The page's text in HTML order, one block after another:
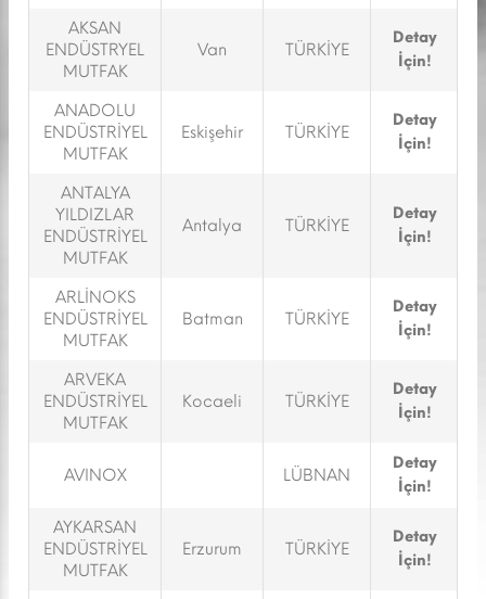
AKSAN
ENDÜSTRYEL
MUTFAK
Van TÜRKİYE
Detay
İçin!
ANADOLU
ENDÜSTRİYEL
MUTFAK
Eskişehir TÜRKİYE
Detay
İçin!
ANTALYA
YILDIZLAR
ENDÜSTRİYEL
MUTFAK
Antalya TÜRKİYE
Detay
İçin!
ARLİNOKS
ENDÜSTRİYEL
MUTFAK
Batman TÜRKİYE
Detay
İçin!
ARVEKA
ENDÜSTRİYEL
MUTFAK
Kocaeli TÜRKİYE
Detay
İçin!
AVINOX LÜBNAN
Detay
İçin!
AYKARSAN
ENDÜSTRİYEL
MUTFAK
Erzurum TÜRKİYE
Detay
İçin!